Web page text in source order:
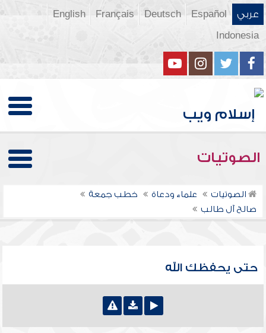
عربي Español
Deutsch
Français
English
Indonesia
الصوتيات
الصوتيات علماء ودعاة
خطب جمعة
صالح آل طالب
حتى يحفظك الله